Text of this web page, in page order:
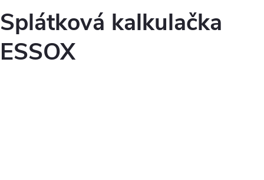
Splátková kalkulačka
ESSOX